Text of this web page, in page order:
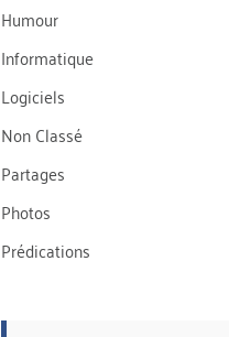
Humour
Informatique
Logiciels
Non Classé
Partages
Photos
Prédications